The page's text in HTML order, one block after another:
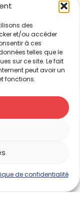
des
et/ou accéder
à ces
telles que le
sur ce site. Le fait
peut avoir un
fonctions.
de confidentialité